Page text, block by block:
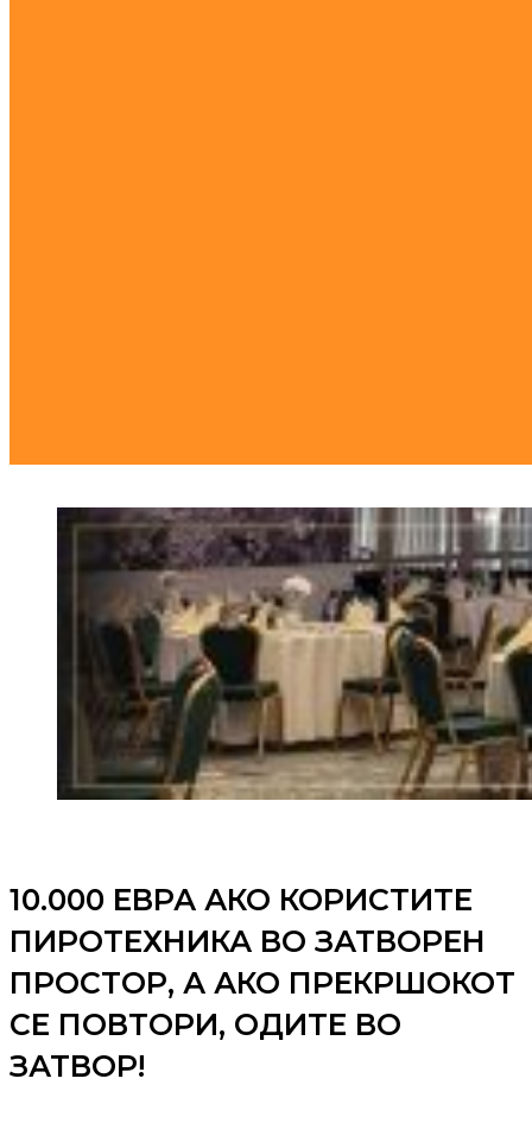
10.000 ЕВРА АКО КОРИСТИТЕ
ПИРОТЕХНИКА ВО ЗАТВОРЕН
ПРОСТОР, А АКО ПРЕКРШОКОТ
СЕ ПОВТОРИ, ОДИТЕ ВО
ЗАТВОР!